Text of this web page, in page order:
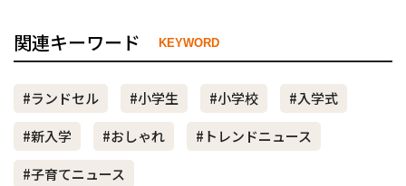
関連キーワード KEYWORD
#ランドセル #小学生 #小学校
#入学式
#新入学
#おしゃれ
#トレンドニュース
#子育てニュース